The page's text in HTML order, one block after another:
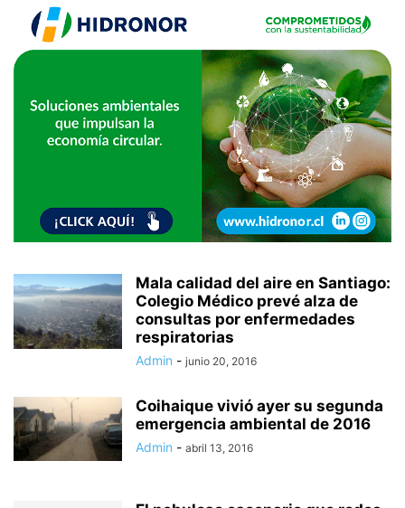
Mala calidad del aire en Santiago:
Colegio Médico prevé alza de
consultas por enfermedades
respiratorias
Admin - junio 20, 2016
Coihaique vivió ayer su segunda
emergencia ambiental de 2016
Admin - abril 13, 2016